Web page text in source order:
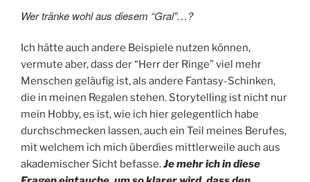
Wer tränke wohl aus diesem “Gral”…?
Ich hätte auch andere Beispiele nutzen können,
vermute aber, dass der “Herr der Ringe” viel mehr
Menschen geläufig ist, als andere Fantasy-Schinken,
die in meinen Regalen stehen. Storytelling ist nicht nur
mein Hobby, es ist, wie ich hier gelegentlich habe
durchschmecken lassen, auch ein Teil meines Berufes,
mit welchem ich mich überdies mittlerweile auch aus
akademischer Sicht befasse.Je mehr ich in diese